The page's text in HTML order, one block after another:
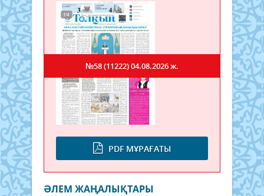
PDF МҰРАҒАТЫ
№58 (11222)04.08.2026 ж.
ӘЛЕМ ЖАҢАЛЫҚТАРЫ